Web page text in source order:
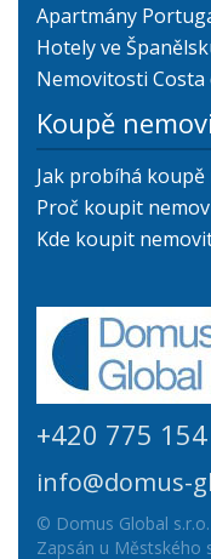
Apartmány
Hotely ve
Nemovitosti Costa
Koupě
Jak probíhá
Proč koupit
Kde koupit
+420 775
info@domus-
© Domus Global
Zapsán u Městského